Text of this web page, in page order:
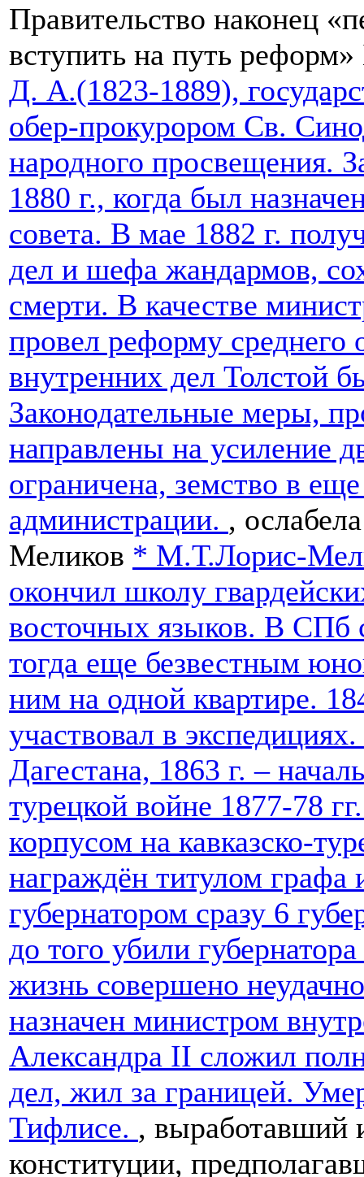
Правительство наконец
вступить на путь
Д. А.(1823-1889),
обер-прокурором Св.
народного просвещения.
1880 г., когда был
совета. В мае 1882 г.
дел и шефа жандармов,
смерти. В качестве
провел реформу среднего
внутренних дел Толстой
Законодательные меры,
направлены на усиление
ограничена, земство в
администрации. ,
Меликов * М.Т.Лорис-
окончил школу
восточных языков. В
тогда еще безвестным
ним на одной квартире.
участвовал в
Дагестана, 1863 г. –
турецкой войне 1877-78
корпусом на кавказско-
награждён титулом
губернатором сразу 6
до того убили
жизнь совершено
назначен министром
Александра II сложил
дел, жил за границей.
Тифлисе. , выработавший
конституции,